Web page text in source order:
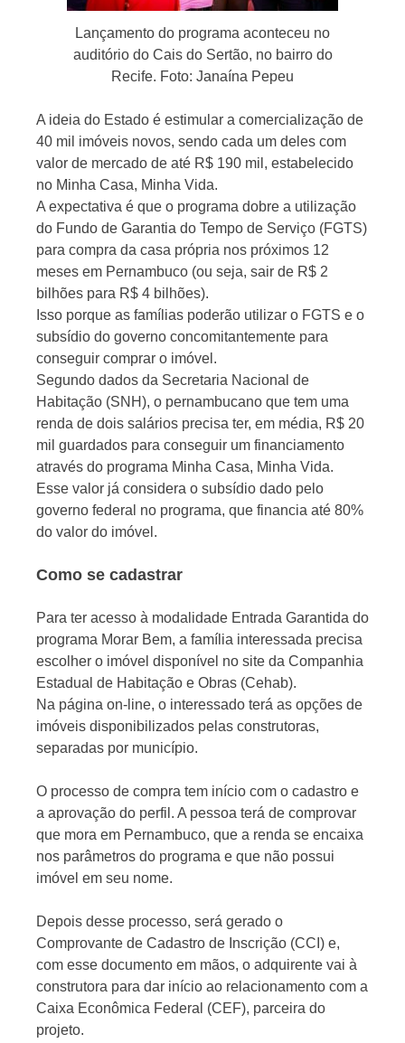
Lançamento do programa aconteceu no
auditório do Cais do Sertão, no bairro do
Recife. Foto: Janaína Pepeu
A ideia do Estado é estimular a comercialização de
40 mil imóveis novos, sendo cada um deles com
valor de mercado de até R$ 190 mil, estabelecido
no Minha Casa, Minha Vida.
A expectativa é que o programa dobre a utilização
do Fundo de Garantia do Tempo de Serviço (FGTS)
para compra da casa própria nos próximos 12
meses em Pernambuco (ou seja, sair de R$ 2
bilhões para R$ 4 bilhões).
Isso porque as famílias poderão utilizar o FGTS e o
subsídio do governo concomitantemente para
conseguir comprar o imóvel.
Segundo dados da Secretaria Nacional de
Habitação (SNH), o pernambucano que tem uma
renda de dois salários precisa ter, em média, R$ 20
mil guardados para conseguir um financiamento
através do programa Minha Casa, Minha Vida.
Esse valor já considera o subsídio dado pelo
governo federal no programa, que financia até 80%
do valor do imóvel.
Como se cadastrar
Para ter acesso à modalidade Entrada Garantida do
programa Morar Bem, a família interessada precisa
escolher o imóvel disponível no site da Companhia
Estadual de Habitação e Obras (Cehab).
Na página on-line, o interessado terá as opções de
imóveis disponibilizados pelas construtoras,
separadas por município.
O processo de compra tem início com o cadastro e
a aprovação do perfil. A pessoa terá de comprovar
que mora em Pernambuco, que a renda se encaixa
nos parâmetros do programa e que não possui
imóvel em seu nome.
Depois desse processo, será gerado o
Comprovante de Cadastro de Inscrição (CCI) e,
com esse documento em mãos, o adquirente vai à
construtora para dar início ao relacionamento com a
Caixa Econômica Federal (CEF), parceira do
projeto.